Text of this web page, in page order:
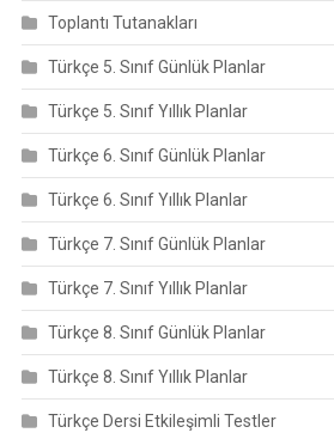
Toplantı Tutanakları
Türkçe 5. Sınıf Günlük Planlar
Türkçe 5. Sınıf Yıllık Planlar
Türkçe 6. Sınıf Günlük Planlar
Türkçe 6. Sınıf Yıllık Planlar
Türkçe 7. Sınıf Günlük Planlar
Türkçe 7. Sınıf Yıllık Planlar
Türkçe 8. Sınıf Günlük Planlar
Türkçe 8. Sınıf Yıllık Planlar
Türkçe Dersi Etkileşimli Testler